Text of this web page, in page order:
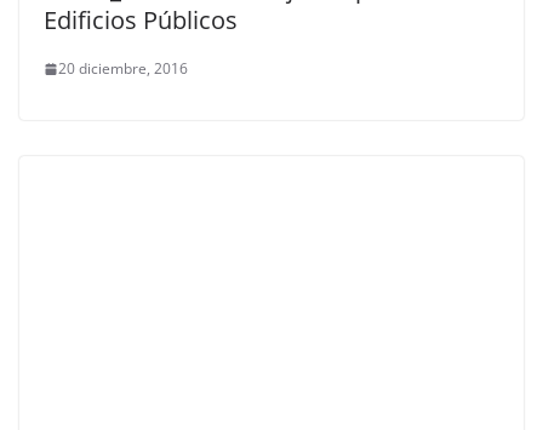
Edificios Públicos
20 diciembre, 2016